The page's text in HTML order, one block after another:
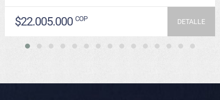
$22.005.000 COP DETALLE